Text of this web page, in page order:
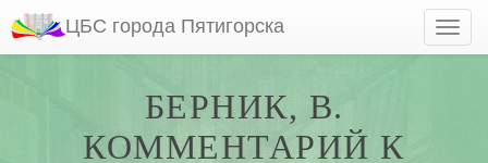
ЦБС города Пятигорска
БЕРНИК, В.
КОММЕНТАРИЙ К